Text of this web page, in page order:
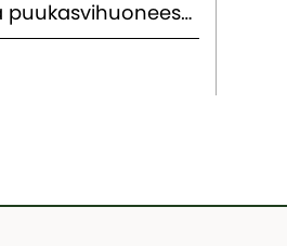
Ovi Linnea puukasvihuoneeseen